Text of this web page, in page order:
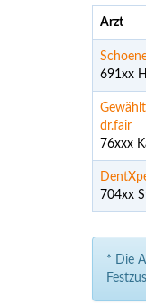
Arzt
691xx
dr.fair
76xxx
704xx
* Die